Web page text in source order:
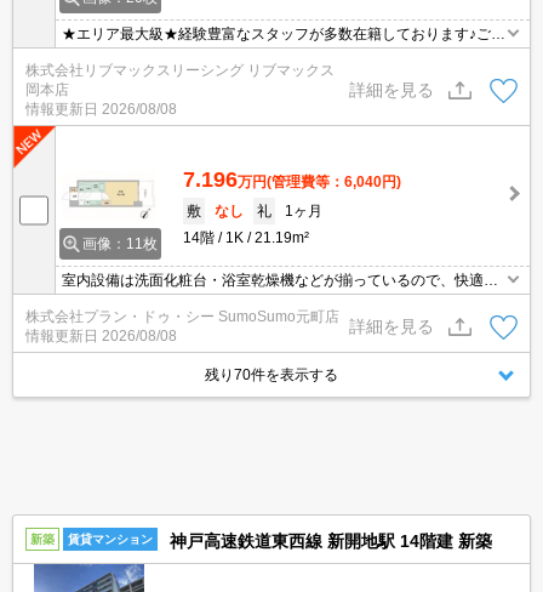
★エリア最大級★経験豊富なスタッフが多数在籍しております♪ご要
能！オンライン内覧・オンライン契約等弊社に一度も来店せずとも
問題ありません♪弊社ではネットに掲載されている物件も全てご紹介
可能になりますので気になる物件は全て申し付けください★インタ
株式会社リブマックスリーシング リブマックス
岡本店
情報更新日 2026/08/08
詳細を見る
画像：11枚
7.196万円(管理費等：6,040円)
敷
なし 礼
1ヶ月
14階
1K 21.19m²
室内設備は洗面化粧台・浴室乾燥機などが揃っているので、快適に
ク・TVインターホンなどを設置しているので安全面でも優れており
ます。収納はクロゼット・シューズボックスなど豊富なので、衣類
株式会社プラン・ドゥ・シー SumoSumo元町店
情報更新日 2026/08/08
詳細を見る
残り70件を表示する
新築 賃貸マンション 神戸高速鉄道東西線 新開地駅 14階建 新築